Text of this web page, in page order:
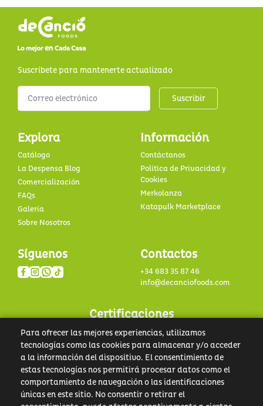
Suscríbete para mantenerte actualizado
Suscribir
Explora
Catálogo
La Despensa Blog
Comercialización
FAQs
Galería
Sobre Nosotros
Información
Contáctanos
Política de Privacidad y
Cookies
Merkolanza
Katapulk Marketplace
Síguenos Contactos
+34 683 35 87 46
info@decanciofoods.com
Certificaciones
Para ofrecer las mejores experiencias, utilizamos
tecnologías como las cookies para almacenar y/o acceder
a la información del dispositivo. El consentimiento de
estas tecnologías nos permitirá procesar datos como el
comportamiento de navegación o las identificaciones
únicas en este sitio. No consentir o retirar el